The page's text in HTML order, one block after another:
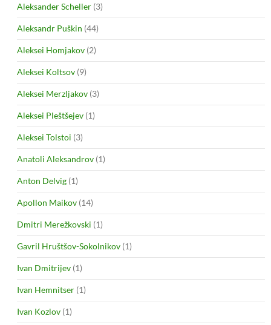
Aleksander Scheller (3)
Aleksandr Puškin (44)
Aleksei Homjakov (2)
Aleksei Koltsov (9)
Aleksei Merzljakov (3)
Aleksei Pleštšejev (1)
Aleksei Tolstoi (3)
Anatoli Aleksandrov (1)
Anton Delvig (1)
Apollon Maikov (14)
Dmitri Merežkovski (1)
Gavril Hruštšov-Sokolnikov (1)
Ivan Dmitrijev (1)
Ivan Hemnitser (1)
Ivan Kozlov (1)